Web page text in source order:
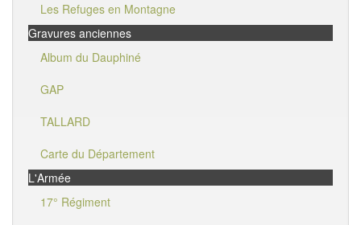
Les Refuges en Montagne
Gravures anciennes
Album du Dauphiné
GAP
TALLARD
Carte du Département
L'Armée
17° Régiment